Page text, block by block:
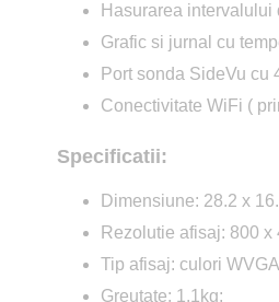
Hasurarea intervalului
Grafic si jurnal cu
Port sonda SideVu cu
Conectivitate WiFi (
Specificatii:
Dimensiune: 28.2 x
Rezolutie afisaj: 800 x
Tip afisaj: culori
Greutate: 1.1kg;